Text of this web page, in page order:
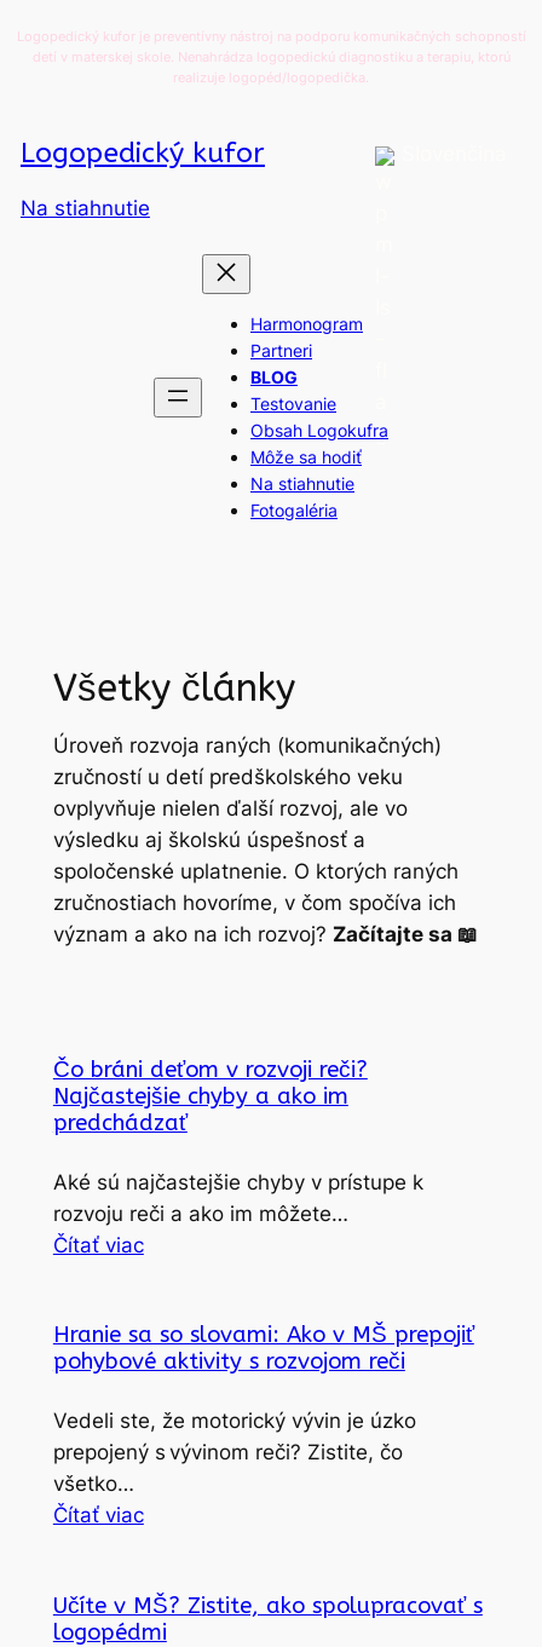
Logopedický kufor je preventívny nástroj na podporu komunikačných schopností
detí v materskej skole. Nenahrádza logopedickú diagnostiku a terapiu, ktorú
realizuje logopéd/logopedička.
Logopedický kufor
Na stiahnutie
Harmonogram
Partneri
BLOG
Testovanie
Obsah Logokufra
Môže sa hodiť
Na stiahnutie
Fotogaléria
Všetky články
Úroveň rozvoja raných (komunikačných)
zručností u detí predškolského veku
ovplyvňuje nielen ďalší rozvoj, ale vo
výsledku aj školskú úspešnosť a
spoločenské uplatnenie. O ktorých raných
zručnostiach hovoríme, v čom spočíva ich
význam a ako na ich rozvoj? Začítajte sa 📖
Čo bráni deťom v rozvoji reči?
Najčastejšie chyby a ako im
predchádzať
Aké sú najčastejšie chyby v prístupe k
rozvoju reči a ako im môžete…
Čítať viac
Hranie sa so slovami: Ako v MŠ prepojiť
pohybové aktivity s rozvojom reči
Vedeli ste, že motorický vývin je úzko
prepojený s vývinom reči? Zistite, čo
všetko…
Čítať viac
Učíte v MŠ? Zistite, ako spolupracovať s
logopédmi